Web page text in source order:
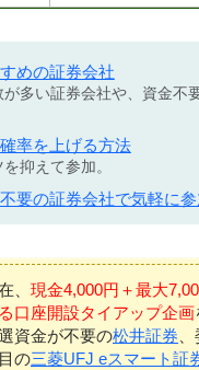
めの証券会社
が多い証券会社や、資金不
率を上げる方法
抑えて参加。
要の証券会社で気軽に参
、 現金4,000円＋最大
口座開設タイアップ企画
資金が不要の松井証券
の三菱UFJ eスマート証